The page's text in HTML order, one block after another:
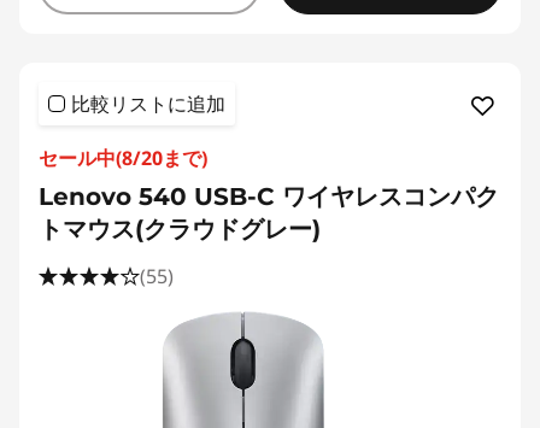
比較リストに追加
セール中(8/20まで)
Lenovo 540 USB-C ワイヤレスコンパク
トマウス(クラウドグレー)
(55)